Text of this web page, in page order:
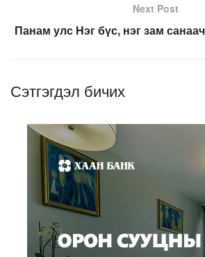
Next Post
Панам улс Нэг бүс, нэг зам
Сэтгэгдэл бичих